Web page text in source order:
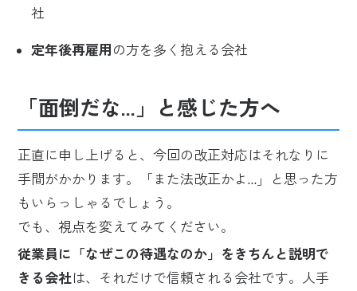
社
定年後再雇用の方を多く抱える会社
「面倒だな…」と感じた方へ
正直に申し上げると、今回の改正対応はそれなりに
手間がかかります。「また法改正かよ…」と思った方
もいらっしゃるでしょう。
でも、視点を変えてみてください。
従業員に「なぜこの待遇なのか」をきちんと説明で
きる会社は、それだけで信頼される会社です。人手